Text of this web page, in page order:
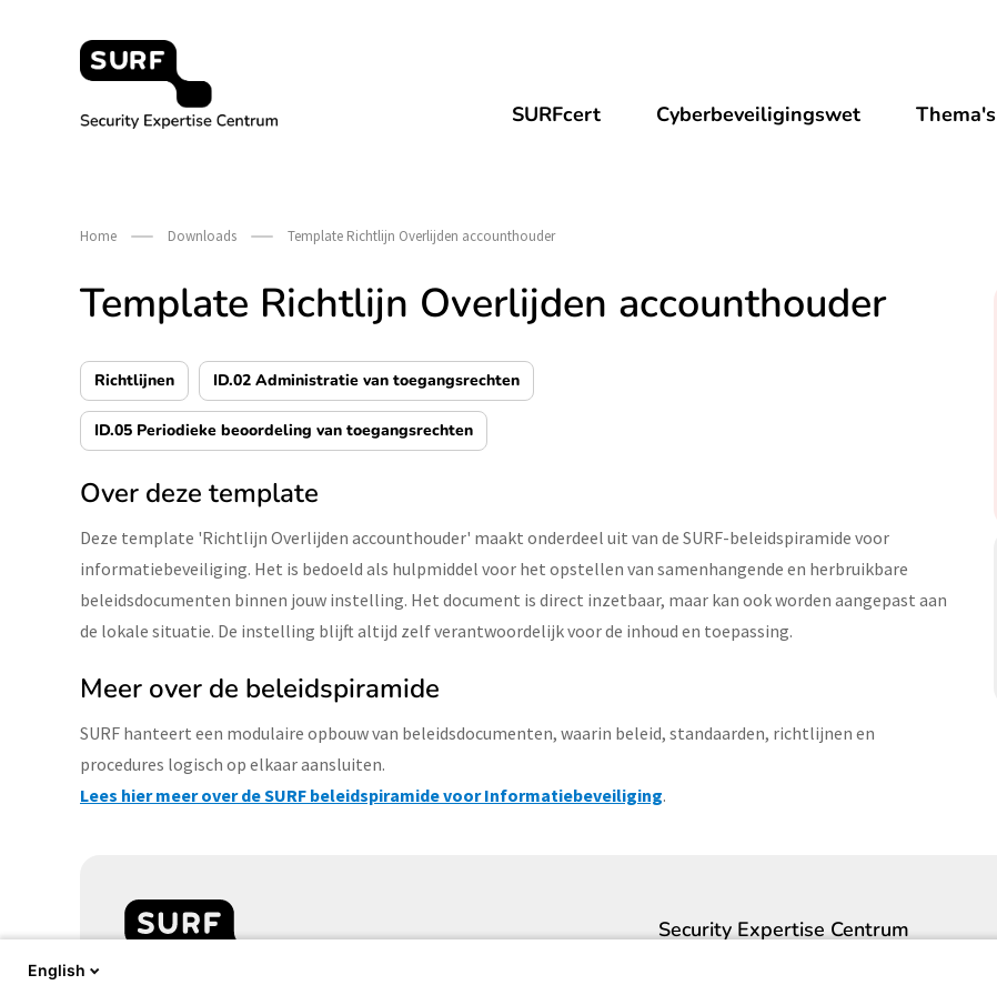
Security Expertise Centrum – by SURF
SURFcert Cyberbeveiligingswet Thema's
Home Downloads Template Richtlijn Overlijden accounthouder
Template Richtlijn Overlijden accounthouder
Richtlijnen ID.02 Administratie van toegangsrechten
ID.05 Periodieke beoordeling van toegangsrechten
Over deze template
Deze template 'Richtlijn Overlijden accounthouder' maakt onderdeel uit van de SURF-beleidspiramide voor
informatiebeveiliging. Het is bedoeld als hulpmiddel voor het opstellen van samenhangende en herbruikbare
beleidsdocumenten binnen jouw instelling. Het document is direct inzetbaar, maar kan ook worden aangepast aan
de lokale situatie. De instelling blijft altijd zelf verantwoordelijk voor de inhoud en toepassing.
Meer over de beleidspiramide
SURF hanteert een modulaire opbouw van beleidsdocumenten, waarin beleid, standaarden, richtlijnen en
procedures logisch op elkaar aansluiten.
Lees hier meer over de SURF beleidspiramide voor Informatiebeveiliging.
Security Expertise Centrum
English